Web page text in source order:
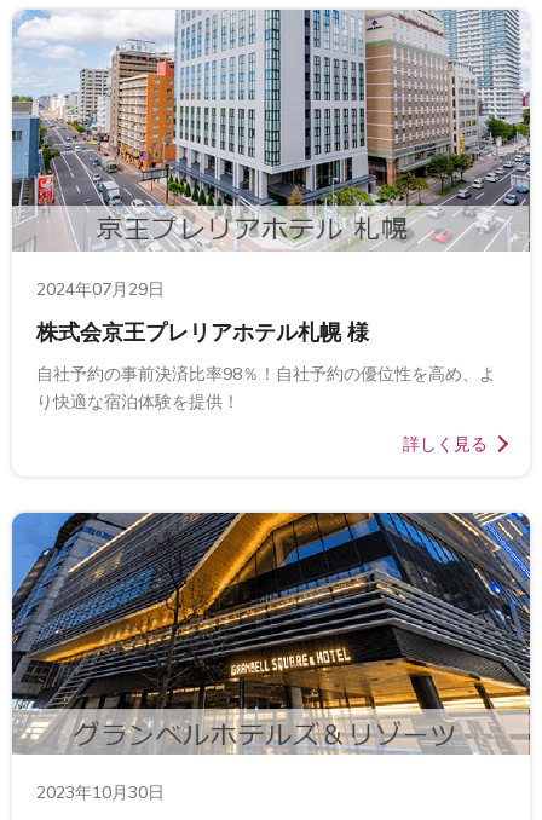
2024年07月29日
株式会京王プレリアホテル札幌 様
自社予約の事前決済比率98％！自社予約の優位性を高め、よ
り快適な宿泊体験を提供！
詳しく見る
2023年10月30日